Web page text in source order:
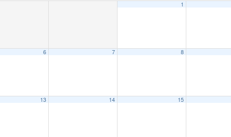
1
6 7 8
13 14 15